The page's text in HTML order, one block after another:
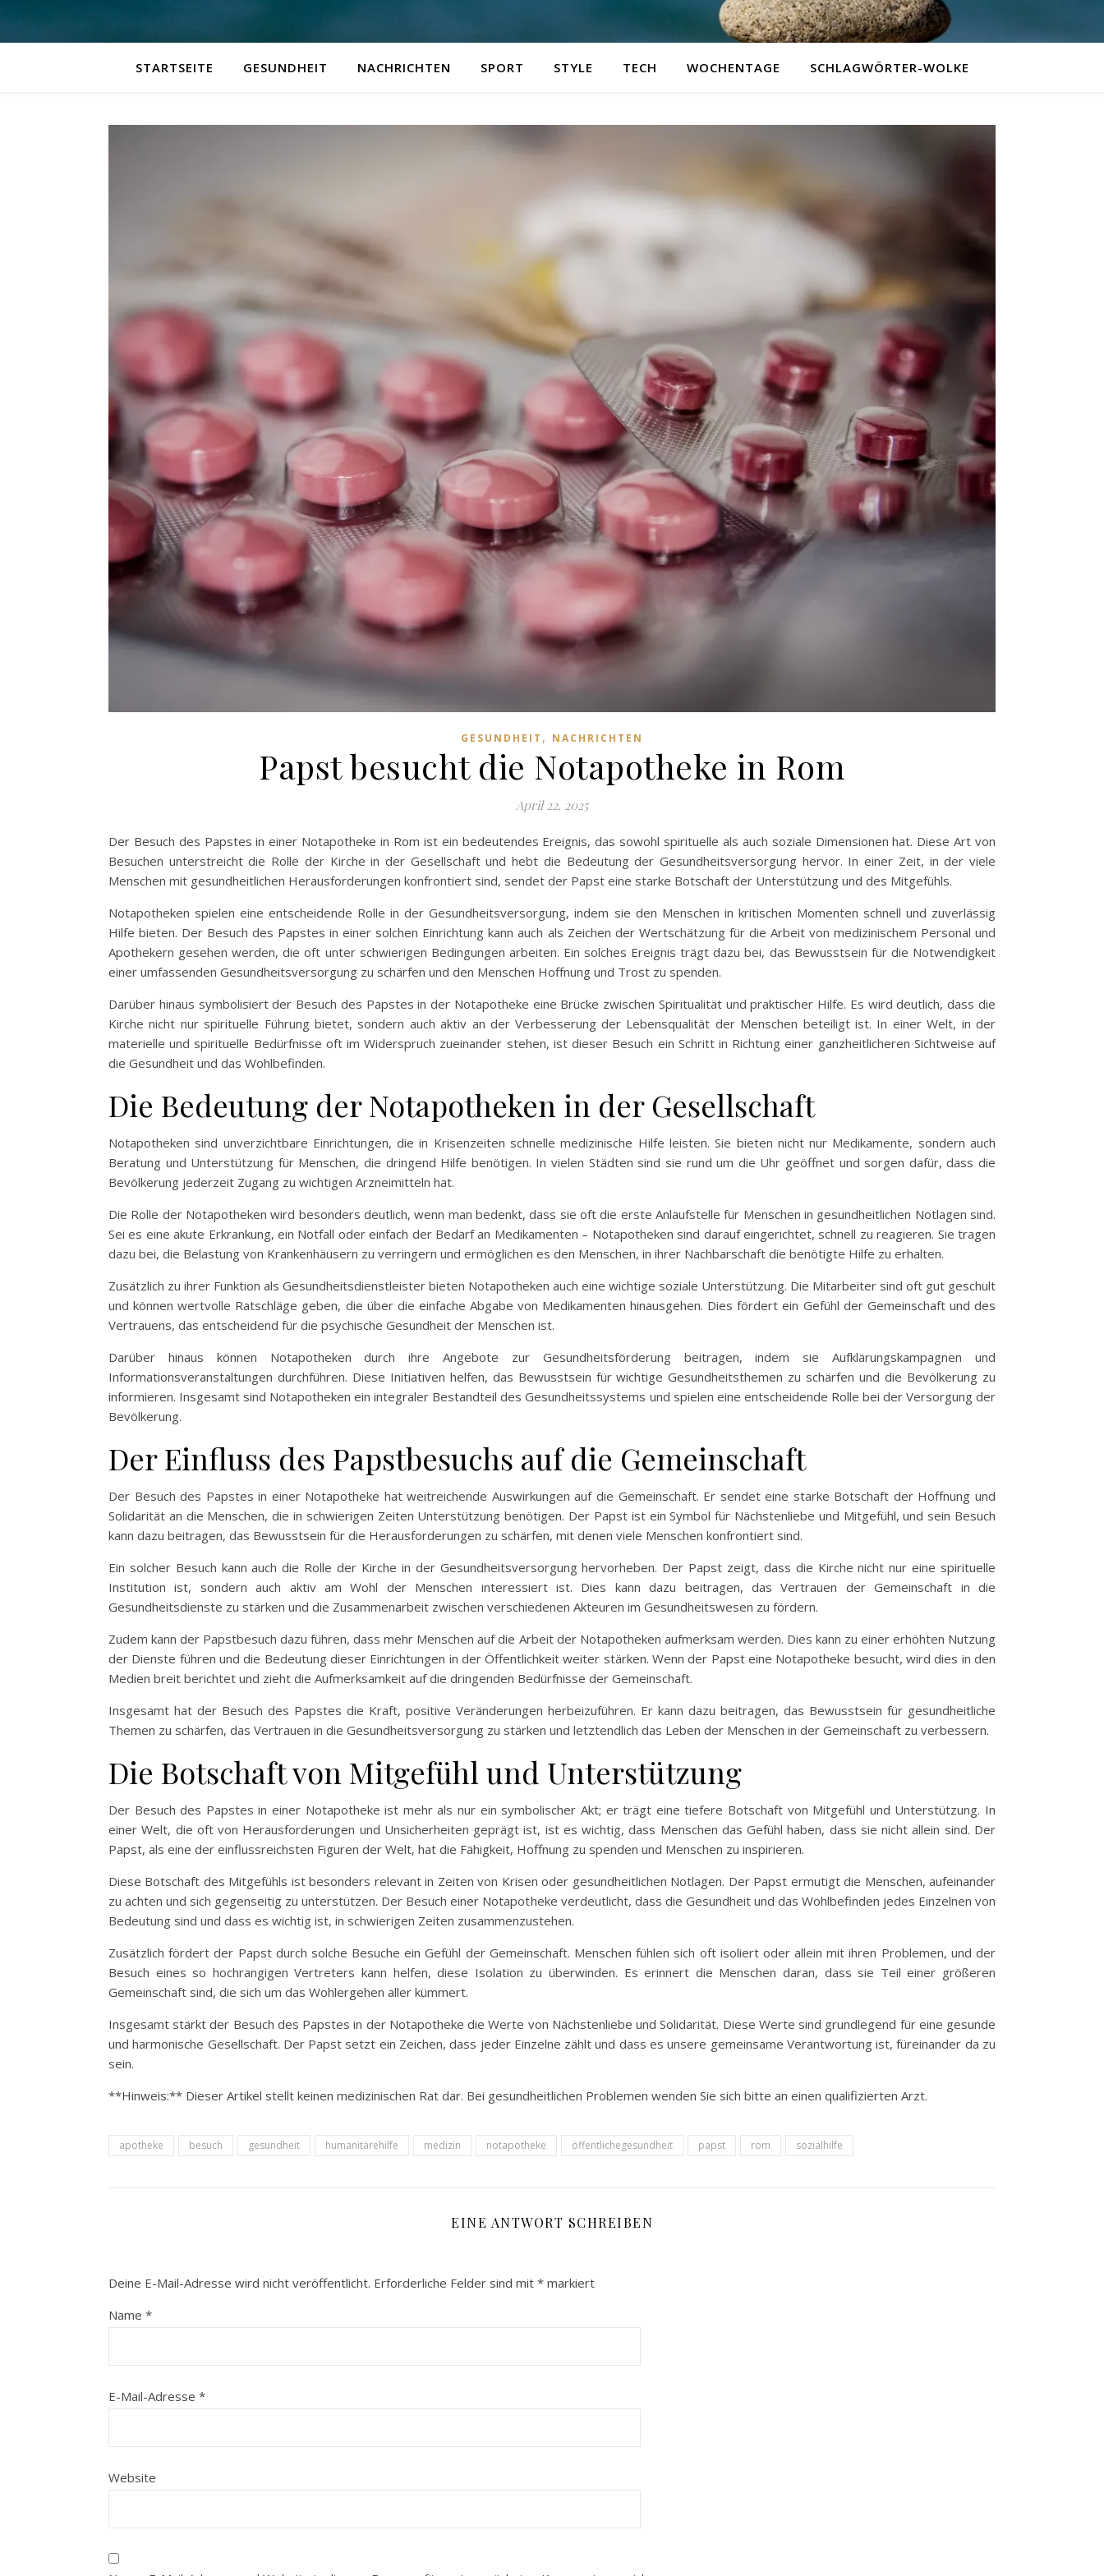
STARTSEITE GESUNDHEIT NACHRICHTEN SPORT STYLE TECH WOCHENTAGE SCHLAGWÖRTER-WOLKE
GESUNDHEIT , NACHRICHTEN
Papst besucht die Notapotheke in Rom
April 22, 2025
Der Besuch des Papstes in einer Notapotheke in Rom ist ein bedeutendes Ereignis, das sowohl spirituelle als auch soziale Dimensionen hat. Diese Art von
Besuchen unterstreicht die Rolle der Kirche in der Gesellschaft und hebt die Bedeutung der Gesundheitsversorgung hervor. In einer Zeit, in der viele
Menschen mit gesundheitlichen Herausforderungen konfrontiert sind, sendet der Papst eine starke Botschaft der Unterstützung und des Mitgefühls.
Notapotheken spielen eine entscheidende Rolle in der Gesundheitsversorgung, indem sie den Menschen in kritischen Momenten schnell und zuverlässig
Hilfe bieten. Der Besuch des Papstes in einer solchen Einrichtung kann auch als Zeichen der Wertschätzung für die Arbeit von medizinischem Personal und
Apothekern gesehen werden, die oft unter schwierigen Bedingungen arbeiten. Ein solches Ereignis trägt dazu bei, das Bewusstsein für die Notwendigkeit
einer umfassenden Gesundheitsversorgung zu schärfen und den Menschen Hoffnung und Trost zu spenden.
Darüber hinaus symbolisiert der Besuch des Papstes in der Notapotheke eine Brücke zwischen Spiritualität und praktischer Hilfe. Es wird deutlich, dass die
Kirche nicht nur spirituelle Führung bietet, sondern auch aktiv an der Verbesserung der Lebensqualität der Menschen beteiligt ist. In einer Welt, in der
materielle und spirituelle Bedürfnisse oft im Widerspruch zueinander stehen, ist dieser Besuch ein Schritt in Richtung einer ganzheitlicheren Sichtweise auf
die Gesundheit und das Wohlbefinden.
Die Bedeutung der Notapotheken in der Gesellschaft
Notapotheken sind unverzichtbare Einrichtungen, die in Krisenzeiten schnelle medizinische Hilfe leisten. Sie bieten nicht nur Medikamente, sondern auch
Beratung und Unterstützung für Menschen, die dringend Hilfe benötigen. In vielen Städten sind sie rund um die Uhr geöffnet und sorgen dafür, dass die
Bevölkerung jederzeit Zugang zu wichtigen Arzneimitteln hat.
Die Rolle der Notapotheken wird besonders deutlich, wenn man bedenkt, dass sie oft die erste Anlaufstelle für Menschen in gesundheitlichen Notlagen sind.
Sei es eine akute Erkrankung, ein Notfall oder einfach der Bedarf an Medikamenten – Notapotheken sind darauf eingerichtet, schnell zu reagieren. Sie tragen
dazu bei, die Belastung von Krankenhäusern zu verringern und ermöglichen es den Menschen, in ihrer Nachbarschaft die benötigte Hilfe zu erhalten.
Zusätzlich zu ihrer Funktion als Gesundheitsdienstleister bieten Notapotheken auch eine wichtige soziale Unterstützung. Die Mitarbeiter sind oft gut geschult
und können wertvolle Ratschläge geben, die über die einfache Abgabe von Medikamenten hinausgehen. Dies fördert ein Gefühl der Gemeinschaft und des
Vertrauens, das entscheidend für die psychische Gesundheit der Menschen ist.
Darüber hinaus können Notapotheken durch ihre Angebote zur Gesundheitsförderung beitragen, indem sie Aufklärungskampagnen und
Informationsveranstaltungen durchführen. Diese Initiativen helfen, das Bewusstsein für wichtige Gesundheitsthemen zu schärfen und die Bevölkerung zu
informieren. Insgesamt sind Notapotheken ein integraler Bestandteil des Gesundheitssystems und spielen eine entscheidende Rolle bei der Versorgung der
Bevölkerung.
Der Einfluss des Papstbesuchs auf die Gemeinschaft
Der Besuch des Papstes in einer Notapotheke hat weitreichende Auswirkungen auf die Gemeinschaft. Er sendet eine starke Botschaft der Hoffnung und
Solidarität an die Menschen, die in schwierigen Zeiten Unterstützung benötigen. Der Papst ist ein Symbol für Nächstenliebe und Mitgefühl, und sein Besuch
kann dazu beitragen, das Bewusstsein für die Herausforderungen zu schärfen, mit denen viele Menschen konfrontiert sind.
Ein solcher Besuch kann auch die Rolle der Kirche in der Gesundheitsversorgung hervorheben. Der Papst zeigt, dass die Kirche nicht nur eine spirituelle
Institution ist, sondern auch aktiv am Wohl der Menschen interessiert ist. Dies kann dazu beitragen, das Vertrauen der Gemeinschaft in die
Gesundheitsdienste zu stärken und die Zusammenarbeit zwischen verschiedenen Akteuren im Gesundheitswesen zu fördern.
Zudem kann der Papstbesuch dazu führen, dass mehr Menschen auf die Arbeit der Notapotheken aufmerksam werden. Dies kann zu einer erhöhten Nutzung
der Dienste führen und die Bedeutung dieser Einrichtungen in der Öffentlichkeit weiter stärken. Wenn der Papst eine Notapotheke besucht, wird dies in den
Medien breit berichtet und zieht die Aufmerksamkeit auf die dringenden Bedürfnisse der Gemeinschaft.
Insgesamt hat der Besuch des Papstes die Kraft, positive Veränderungen herbeizuführen. Er kann dazu beitragen, das Bewusstsein für gesundheitliche
Themen zu schärfen, das Vertrauen in die Gesundheitsversorgung zu stärken und letztendlich das Leben der Menschen in der Gemeinschaft zu verbessern.
Die Botschaft von Mitgefühl und Unterstützung
Der Besuch des Papstes in einer Notapotheke ist mehr als nur ein symbolischer Akt; er trägt eine tiefere Botschaft von Mitgefühl und Unterstützung. In
einer Welt, die oft von Herausforderungen und Unsicherheiten geprägt ist, ist es wichtig, dass Menschen das Gefühl haben, dass sie nicht allein sind. Der
Papst, als eine der einflussreichsten Figuren der Welt, hat die Fähigkeit, Hoffnung zu spenden und Menschen zu inspirieren.
Diese Botschaft des Mitgefühls ist besonders relevant in Zeiten von Krisen oder gesundheitlichen Notlagen. Der Papst ermutigt die Menschen, aufeinander
zu achten und sich gegenseitig zu unterstützen. Der Besuch einer Notapotheke verdeutlicht, dass die Gesundheit und das Wohlbefinden jedes Einzelnen von
Bedeutung sind und dass es wichtig ist, in schwierigen Zeiten zusammenzustehen.
Zusätzlich fördert der Papst durch solche Besuche ein Gefühl der Gemeinschaft. Menschen fühlen sich oft isoliert oder allein mit ihren Problemen, und der
Besuch eines so hochrangigen Vertreters kann helfen, diese Isolation zu überwinden. Es erinnert die Menschen daran, dass sie Teil einer größeren
Gemeinschaft sind, die sich um das Wohlergehen aller kümmert.
Insgesamt stärkt der Besuch des Papstes in der Notapotheke die Werte von Nächstenliebe und Solidarität. Diese Werte sind grundlegend für eine gesunde
und harmonische Gesellschaft. Der Papst setzt ein Zeichen, dass jeder Einzelne zählt und dass es unsere gemeinsame Verantwortung ist, füreinander da zu
sein.
**Hinweis:** Dieser Artikel stellt keinen medizinischen Rat dar. Bei gesundheitlichen Problemen wenden Sie sich bitte an einen qualifizierten Arzt.
apotheke besuch gesundheit humanitärehilfe medizin notapotheke öffentlichegesundheit papst rom sozialhilfe
EINE ANTWORT SCHREIBEN
Deine E-Mail-Adresse wird nicht veröffentlicht. Erforderliche Felder sind mit * markiert
Name *
E-Mail-Adresse *
Website